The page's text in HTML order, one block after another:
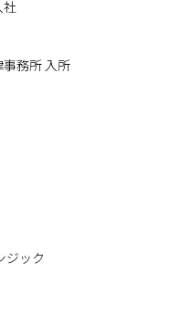
社
務所 入所
ジック